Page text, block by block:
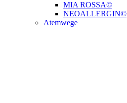
MIA ROSSA©
NEOALLERGIN©
Atemwege